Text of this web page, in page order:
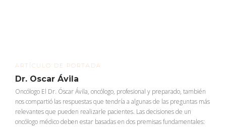
ARTÍCULO DE PORTADA
Dr. Oscar Ávila
Oncólogo El Dr. Óscar Ávila, oncólogo, profesional y preparado, también
nos compartió las respuestas que tendría a algunas de las preguntas más
relevantes que pueden realizarle pacientes. Las decisiones de un
oncólogo médico deben estar basadas en dos premisas fundamentales: